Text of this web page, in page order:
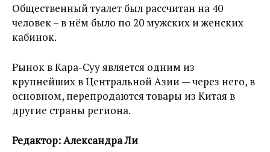
Общественный туалет был рассчитан на 40
человек – в нём было по 20 мужских и женских
кабинок.
Рынок в Кара-Суу является одним из
крупнейших в Центральной Азии — через него, в
основном, перепродаются товары из Китая в
другие страны региона.
Редактор: Александра Ли